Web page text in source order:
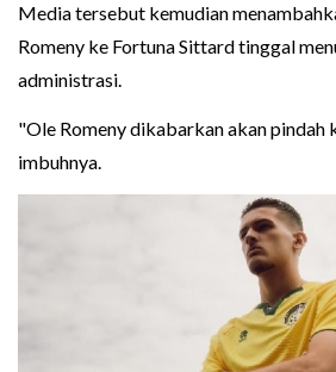
Media tersebut kemudian
Romeny ke Fortuna Sittard tinggal
administrasi.
"Ole Romeny dikabarkan akan pindah
imbuhnya.